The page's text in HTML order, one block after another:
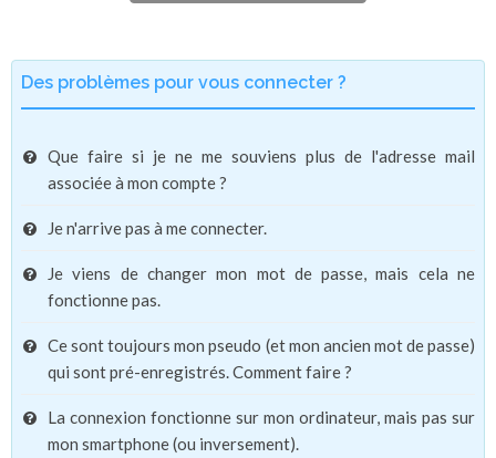
Des problèmes pour vous connecter ?
Que faire si je ne me souviens plus de l'adresse mail
associée à mon compte ?
Je n'arrive pas à me connecter.
Je viens de changer mon mot de passe, mais cela ne
fonctionne pas.
Ce sont toujours mon pseudo (et mon ancien mot de passe)
qui sont pré-enregistrés. Comment faire ?
La connexion fonctionne sur mon ordinateur, mais pas sur
mon smartphone (ou inversement).